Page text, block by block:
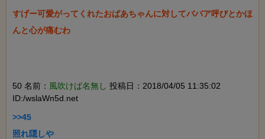
すげー可愛がってくれたおばあちゃんに対してババア呼びとかほ
んと心が痛むわ
50 名前： 風吹けば名無し 投稿日：2018/04/05 11:35:02
ID:/wslaWn5d.net
>>45
照れ隠しや